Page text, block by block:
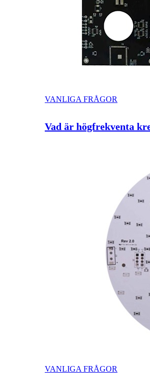
VANLIGA FRÅGOR
Vad är högfrekventa
VANLIGA FRÅGOR